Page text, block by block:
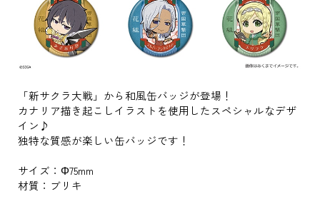
「新サクラ大戦」から和風缶バッジが登場！
カナリア描き起こしイラストを使用したスペシャルなデザ
イン♪
独特な質感が楽しい缶バッジです！
サイズ：Φ75mm
材質：ブリキ